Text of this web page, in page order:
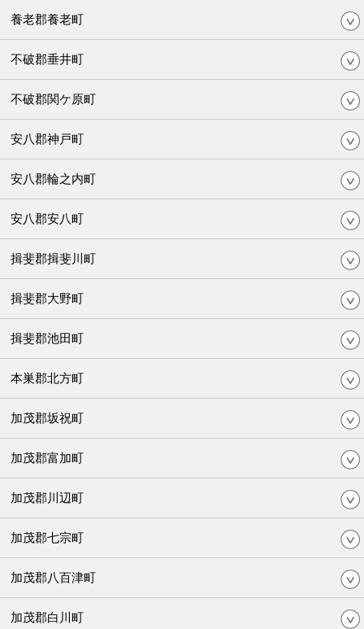
養老郡養老町
不破郡垂井町
不破郡関ケ原町
安八郡神戸町
安八郡輪之内町
安八郡安八町
揖斐郡揖斐川町
揖斐郡大野町
揖斐郡池田町
本巣郡北方町
加茂郡坂祝町
加茂郡富加町
加茂郡川辺町
加茂郡七宗町
加茂郡八百津町
加茂郡白川町